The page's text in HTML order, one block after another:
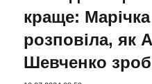
краще:
розповіла, як
Шевченко